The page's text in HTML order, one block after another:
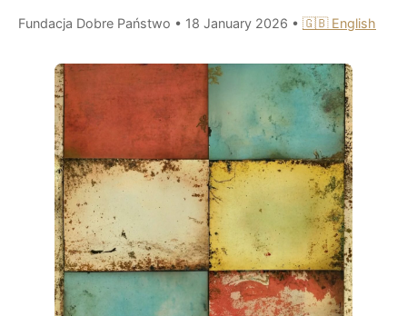
Fundacja Dobre Państwo • 18 January 2026 • 🇬🇧 English